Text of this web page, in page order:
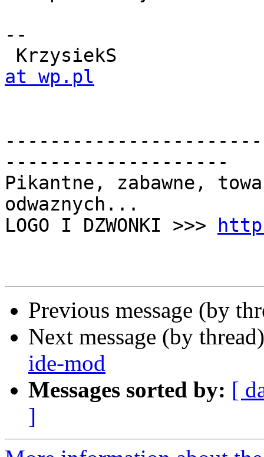
--
KrzysiekS
at wp.pl
--------------------
Pikantne, zabawne,
odwaznych...
LOGO I DZWONKI >>>
Previous message (by
Next message (by
ide-mod
Messages sorted by: [
]